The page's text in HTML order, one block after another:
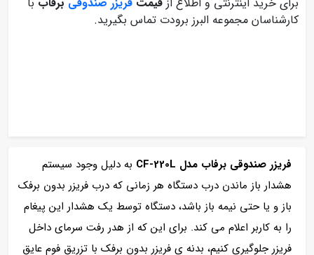
کارشناسان مجموعه البرز برودت تماس بگیرید.
فریزر صندوقی برفاب مدل CF-220L
به دلیل وجود سیستم
هشدار باز ماندن درب دستگاه هر زمانی که درب فریزر بدون برفک
باز و یا حتی نیمه باز باشد، دستگاه توسط یک هشدار این پیغام
را به کاربر اعلام می کند. برای این که از هدر رفت سرمای داخل
فریزر جلوگیری کنیم، بدنه ی فریزر بدون برفک با تزریق فوم عایق